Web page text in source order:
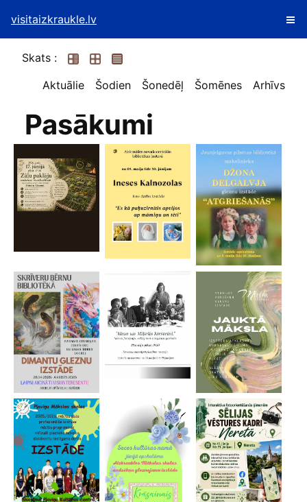
visitaizkraukle.lv
Skats :
Aktuālie
Šodien Šonedēļ Šomēnes Arhīvs
Pasākumi